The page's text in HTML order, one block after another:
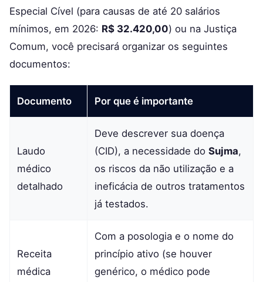
Especial Cível (para causas de até 20 salários
mínimos, em 2026: R$ 32.420,00) ou na Justiça
Comum, você precisará organizar os seguintes
documentos:
Documento Por que é importante
Laudo
médico
detalhado
Deve descrever sua doença
(CID), a necessidade do Sujma,
os riscos da não utilização e a
ineficácia de outros tratamentos
já testados.
Receita
médica
Com a posologia e o nome do
princípio ativo (se houver
genérico, o médico pode